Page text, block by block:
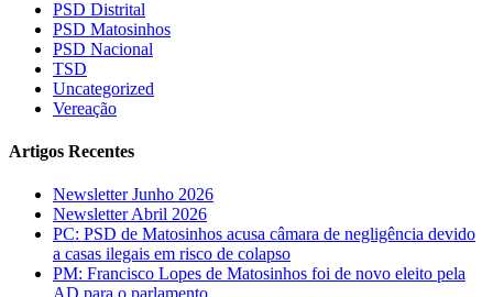
PSD Distrital
PSD Matosinhos
PSD Nacional
TSD
Uncategorized
Vereação
Artigos Recentes
Newsletter Junho 2026
Newsletter Abril 2026
PC: PSD de Matosinhos acusa câmara de negligência devido
a casas ilegais em risco de colapso
PM: Francisco Lopes de Matosinhos foi de novo eleito pela
AD para o parlamento